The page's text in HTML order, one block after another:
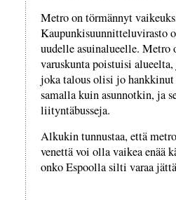
Metro on törmännyt
Kaupunkisuunnitteluvirasto
uudelle asuinalueelle. Metro
varuskunta poistuisi
joka talous olisi jo
samalla kuin asunnotkin, ja
liityntäbusseja.
Alkukin tunnustaa, että
venettä voi olla vaikea enää
onko Espoolla silti varaa